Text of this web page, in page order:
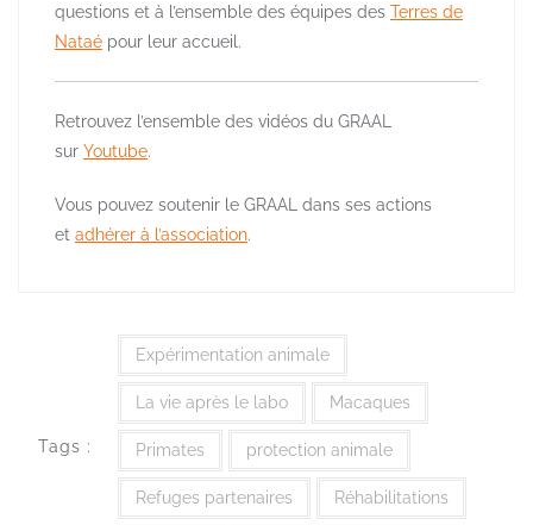
questions et à l’ensemble des équipes des Terres de
Nataé pour leur accueil.
Retrouvez l’ensemble des vidéos du GRAAL
sur Youtube.
Vous pouvez soutenir le GRAAL dans ses actions
et adhérer à l’association.
Tags :
Expérimentation animale
La vie après le labo Macaques
Primates protection animale
Refuges partenaires Réhabilitations